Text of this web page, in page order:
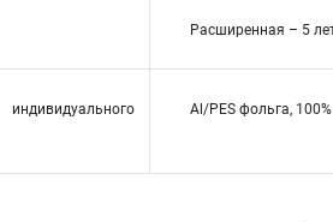
Расширенная – 5
Al/PES фольга,